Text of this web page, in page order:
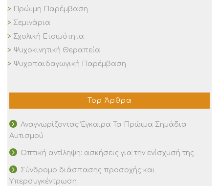
Πρώιμη Παρέμβαση
Σεμινάρια
Σχολική Ετοιμότητα
Ψυχοκινητική Θεραπεία
Ψυχοπαιδαγωγική Παρέμβαση
Top Άρθρα
Αναγνωρίζοντας Έγκαιρα Τα Πρώιμα Σημάδια
Αυτισμού
Οπτική αντίληψη: ασκήσεις για την ενίσχυσή της
Σύνδρομο διάσπασης προσοχής και
Υπερσυγκέντρωση